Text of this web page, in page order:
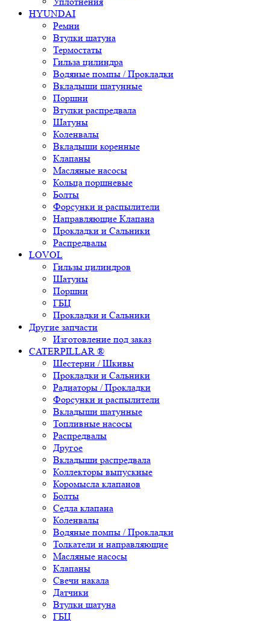
HYUNDAI
Ремни
Втулки шатуна
Термостаты
Гильза цилиндра
Водяные помпы / Прокладки
Вкладыши шатунные
Поршни
Втулки распредвала
Шатуны
Коленвалы
Вкладыши коренные
Клапаны
Масляные насосы
Кольца поршневые
Болты
Форсунки и распылители
Направляющие Клапана
Прокладки и Сальники
Распредвалы
LOVOL
Гильзы цилиндров
Шатуны
Поршни
ГБЦ
Прокладки и Сальники
Другие запчасти
Изготовление под заказ
CATERPILLAR ®
Шестерни / Шкивы
Прокладки и Сальники
Радиаторы / Прокладки
Форсунки и распылители
Вкладыши шатунные
Топливные насосы
Распредвалы
Другое
Вкладыши распредвала
Коллекторы выпускные
Коромысла клапанов
Болты
Седла клапана
Коленвалы
Водяные помпы / Прокладки
Толкатели и направляющие
Масляные насосы
Клапаны
Свечи накала
Датчики
Втулки шатуна
ГБЦ